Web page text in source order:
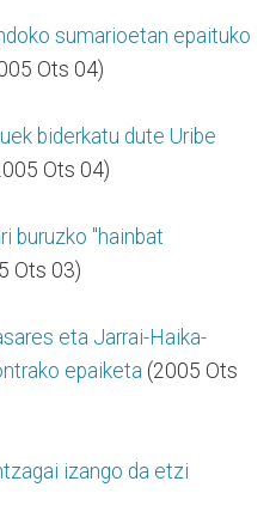
sumarioetan epaituko
Ots 04)
biderkatu dute Uribe
Ots 04)
buruzko "hainbat
Ots 03)
eta Jarrai-Haika-
epaiketa (2005 Ots
izango da etzi